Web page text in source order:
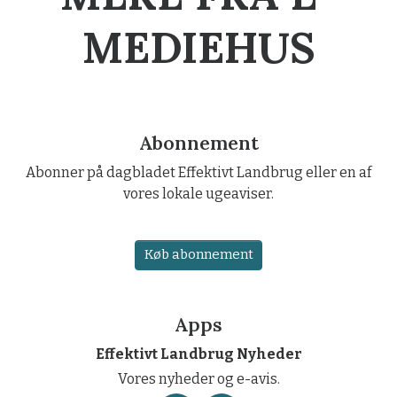
MEDIEHUS
Abonnement
Abonner på dagbladet Effektivt Landbrug eller en af
vores lokale ugeaviser.
Køb abonnement
Apps
Effektivt Landbrug Nyheder
Vores nyheder og e-avis.